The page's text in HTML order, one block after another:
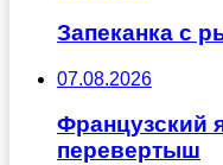
Запеканка с
07.08.2026
Французский
перевертыш